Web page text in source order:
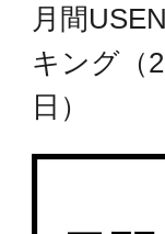
月間
キング（
日）